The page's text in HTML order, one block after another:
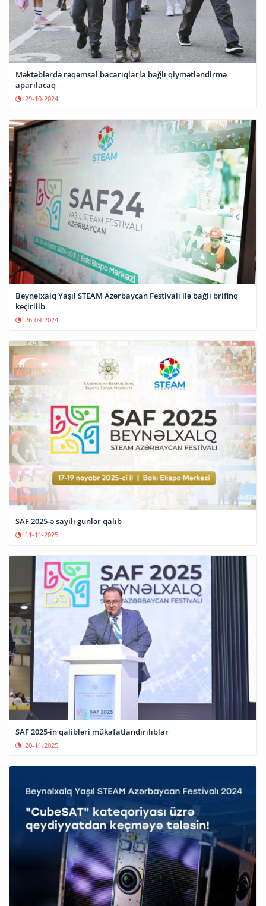
Məktəblərdə rəqəmsal bacarıqlarla bağlı qiymətləndirmə
aparılacaq
29-10-2024
Beynəlxalq Yaşıl STEAM Azərbaycan Festivalı ilə bağlı brifinq
keçirilib
26-09-2024
SAF 2025-ə sayılı günlər qalıb
11-11-2025
SAF 2025-in qalibləri mükafatlandırılıblar
20-11-2025